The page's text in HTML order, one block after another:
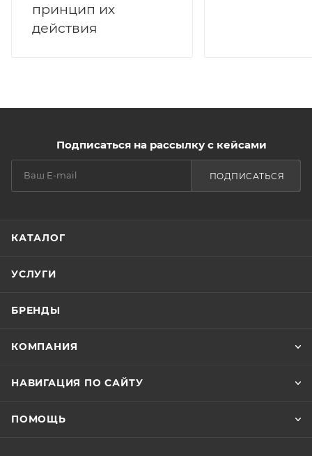
принцип их
действия
Подписаться на рассылку с кейсами
ПОДПИСАТЬСЯ
КАТАЛОГ
УСЛУГИ
БРЕНДЫ
КОМПАНИЯ
НАВИГАЦИЯ ПО САЙТУ
ПОМОЩЬ